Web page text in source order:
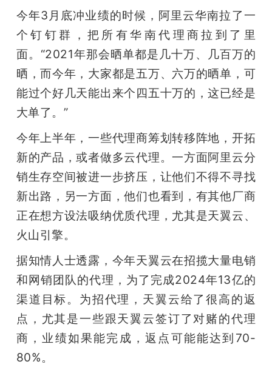
今年3月底冲业绩的时候，阿里云华南拉了一
个钉钉群，把所有华南代理商拉到了里
面。“2021年那会晒单都是几十万、几百万的
晒，而今年，大家都是五万、六万的晒单，可
能过个好几天能出来个四五十万的，这已经是
大单了。”
今年上半年，一些代理商筹划转移阵地，开拓
新的产品，或者做多云代理。一方面阿里云分
销生存空间被进一步挤压，让他们不得不寻找
新出路，另一方面，他们也看到，有其他厂商
正在想方设法吸纳优质代理，尤其是天翼云、
火山引擎。
据知情人士透露，今年天翼云在招揽大量电销
和网销团队的代理，为了完成2024年13亿的
渠道目标。为招代理，天翼云给了很高的返
点，尤其是一些跟天翼云签订了对赌的代理
商，业绩如果能完成，返点可能能达到70-
80%。